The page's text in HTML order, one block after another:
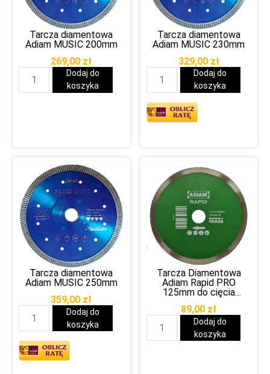
Tarcza diamentowa
Adiam MUSIC 200mm
269,00 zł
Dodaj do
koszyka
Tarcza diamentowa
Adiam MUSIC 230mm
329,00 zł
Dodaj do
koszyka
Tarcza diamentowa
Adiam MUSIC 250mm
359,00 zł
Dodaj do
koszyka
Tarcza Diamentowa
Adiam Rapid PRO
125mm do cięcia
89,00 zł
Dodaj do
koszyka